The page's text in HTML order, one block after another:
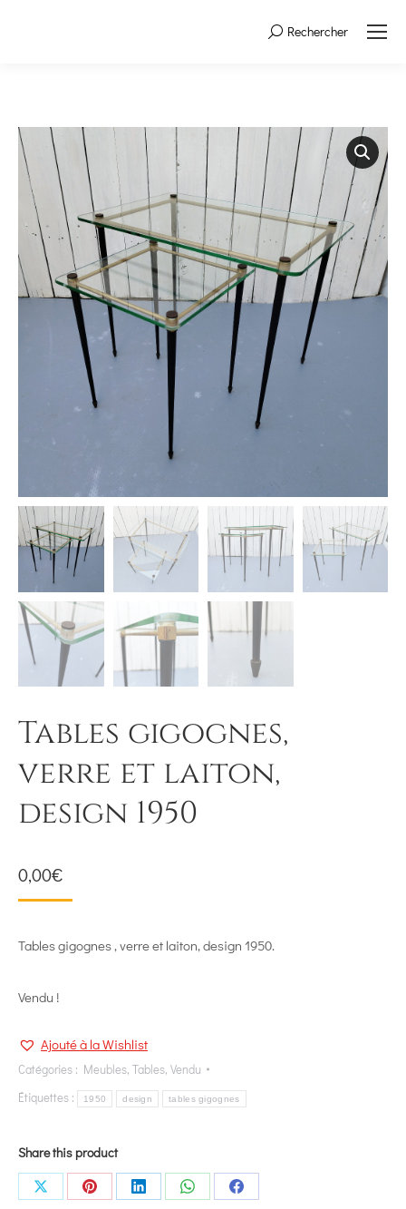
Search:Rechercher
Tables gigognes,
verre et laiton,
design 1950
0,00€
Tables gigognes , verre et laiton, design 1950.
Vendu !
Ajouté à la Wishlist
Catégories : Meubles, Tables, Vendu
Étiquettes :
1950 design tables gigognes
Share this product
Share
Share
Share
Share
Share